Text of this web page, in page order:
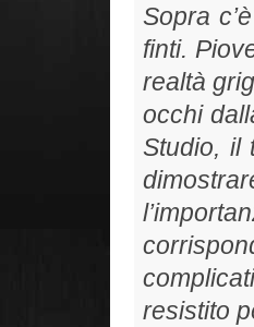
Sopra
finti.
realtà
occhi
Studio, il
resistito